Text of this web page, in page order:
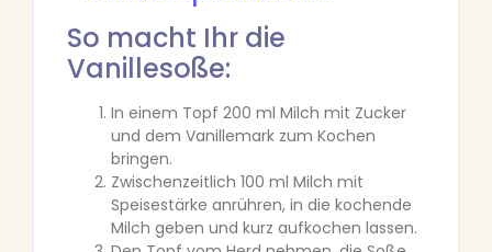
So macht Ihr die
Vanillesoße:
In einem Topf 200 ml Milch mit Zucker
und dem Vanillemark zum Kochen
bringen.
Zwischenzeitlich 100 ml Milch mit
Speisestärke anrühren, in die kochende
Milch geben und kurz aufkochen lassen.